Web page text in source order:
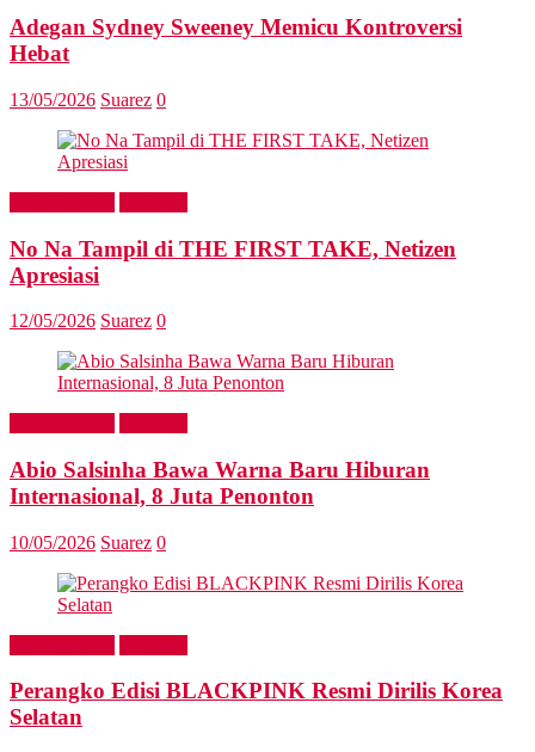
Adegan Sydney Sweeney Memicu Kontroversi
Hebat
13/05/2026 Suarez 0
No Na Tampil di THE FIRST TAKE, Netizen
Apresiasi
12/05/2026 Suarez 0
Abio Salsinha Bawa Warna Baru Hiburan
Internasional, 8 Juta Penonton
10/05/2026 Suarez 0
Perangko Edisi BLACKPINK Resmi Dirilis Korea
Selatan